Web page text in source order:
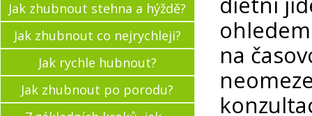
na
Jak zhubnout stehna a hýždě?
Jak zhubnout co nejrychleji?
Jak rychle hubnout?
Jak zhubnout po porodu?